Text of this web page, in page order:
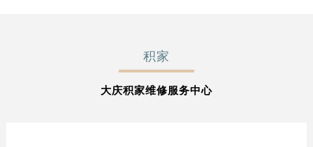
积家
大庆积家维修服务中心